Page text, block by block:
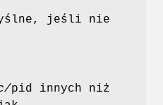
jeśli nie
pid innych niż